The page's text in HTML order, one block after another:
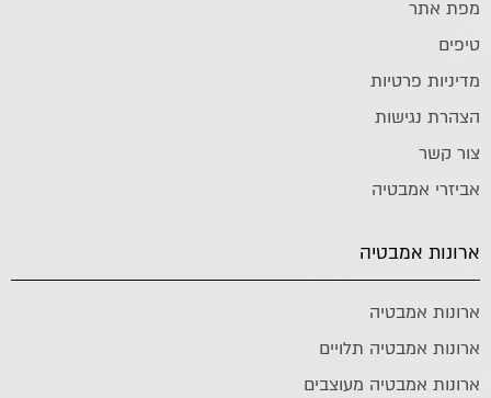
מפת אתר
טיפים
מדיניות פרטיות
הצהרת נגישות
צור קשר
אביזרי אמבטיה
ארונות אמבטיה
ארונות אמבטיה
ארונות אמבטיה תלויים
ארונות אמבטיה מעוצבים